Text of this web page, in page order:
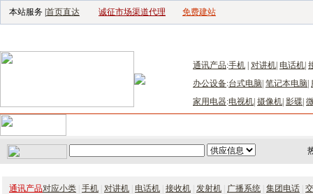
本站服务 | 首页直达 诚征市场渠道代理 免费建站
通讯产品:手机 对讲机 电话机
办公设备:台式电脑 笔记本电脑
家用电器:电视机 摄像机 影碟
通讯产品对应小类 手机 对讲机 电话机 接收机 发射机 广播系统 集团电话